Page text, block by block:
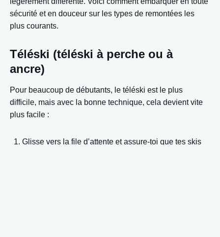
sécurité et en douceur sur les types de remontées les
plus courants.
Téléski (téléski à perche ou à
ancre)
Pour beaucoup de débutants, le téléski est le plus
difficile, mais avec la bonne technique, cela devient vite
plus facile :
Glisse vers la file d’attente et assure-toi que tes skis